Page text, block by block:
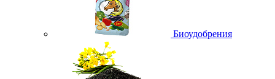
Биоудобрения